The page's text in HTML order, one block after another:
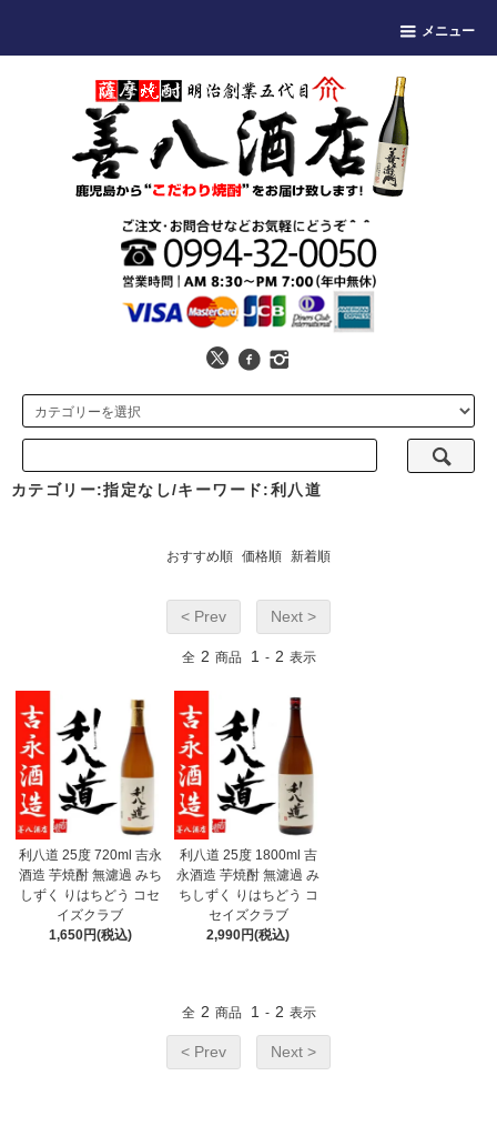
メニュー
カテゴリー:指定なし/キーワード:利八道
おすすめ順 価格順 新着順
< Prev Next >
全 2 商品 1 - 2 表示
利八道 25度 720ml 吉永
酒造 芋焼酎 無濾過 みち
しずく りはちどう コセ
イズクラブ
1,650円(税込)
利八道 25度 1800ml 吉
永酒造 芋焼酎 無濾過 み
ちしずく りはちどう コ
セイズクラブ
2,990円(税込)
全 2 商品 1 - 2 表示
< Prev Next >